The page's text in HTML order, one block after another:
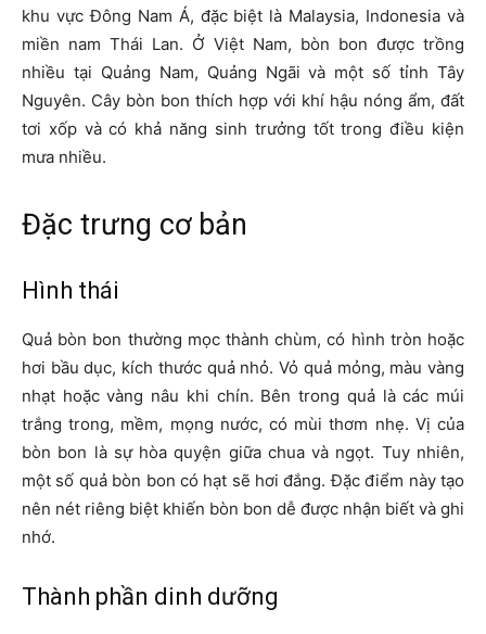
khu vực Đông Nam Á, đặc biệt là Malaysia, Indonesia và
miền nam Thái Lan. Ở Việt Nam, bòn bon được trồng
nhiều tại Quảng Nam, Quảng Ngãi và một số tỉnh Tây
Nguyên. Cây bòn bon thích hợp với khí hậu nóng ẩm, đất
tơi xốp và có khả năng sinh trưởng tốt trong điều kiện
mưa nhiều.
Đặc trưng cơ bản
Hình thái
Quả bòn bon thường mọc thành chùm, có hình tròn hoặc
hơi bầu dục, kích thước quả nhỏ. Vỏ quả mỏng, màu vàng
nhạt hoặc vàng nâu khi chín. Bên trong quả là các múi
trắng trong, mềm, mọng nước, có mùi thơm nhẹ. Vị của
bòn bon là sự hòa quyện giữa chua và ngọt. Tuy nhiên,
một số quả bòn bon có hạt sẽ hơi đắng. Đặc điểm này tạo
nên nét riêng biệt khiến bòn bon dễ được nhận biết và ghi
nhớ.
Thành phần dinh dưỡng